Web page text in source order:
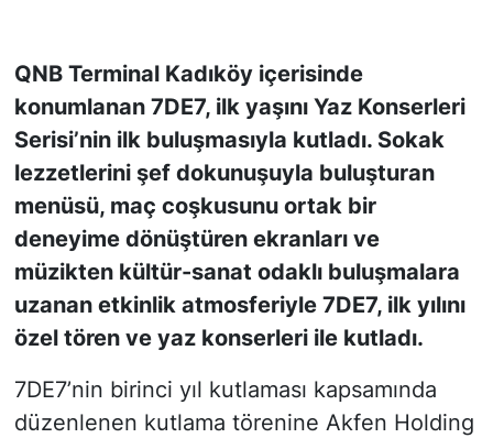
QNB Terminal Kadıköy içerisinde
konumlanan 7DE7, ilk yaşını Yaz Konserleri
Serisi’nin ilk buluşmasıyla kutladı. Sokak
lezzetlerini şef dokunuşuyla buluşturan
menüsü, maç coşkusunu ortak bir
deneyime dönüştüren ekranları ve
müzikten kültür-sanat odaklı buluşmalara
uzanan etkinlik atmosferiyle 7DE7, ilk yılını
özel tören ve yaz konserleri ile kutladı.
7DE7’nin birinci yıl kutlaması kapsamında
düzenlenen kutlama törenine Akfen Holding
KONGRE TAKVİMİ
RÖPORTAJLAR
BİYOGRAFİLER